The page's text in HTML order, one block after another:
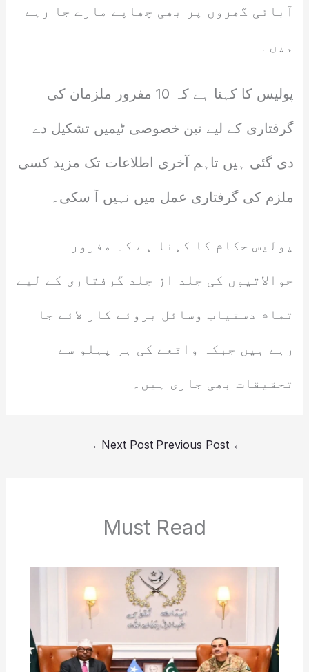
آبائی گھروں پر بھی چھاپے مارے جا رہے
ہیں۔
پولیس کا کہنا ہے کہ 10 مفرور ملزمان کی
گرفتاری کے لیے تین خصوصی ٹیمیں تشکیل دے
دی گئی ہیں تاہم آخری اطلاعات تک مزید کسی
ملزم کی گرفتاری عمل میں نہیں آ سکی۔
پولیس حکام کا کہنا ہے کہ مفرور
حوالاتیوں کی جلد از جلد گرفتاری کے لیے
تمام دستیاب وسائل بروئے کار لائے جا
رہے ہیں جبکہ واقعے کی ہر پہلو سے
تحقیقات بھی جاری ہیں۔
←
Next Post
→
Must Read